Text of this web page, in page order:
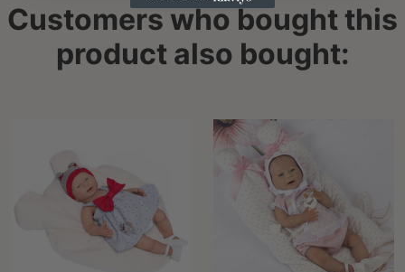
Customers who bought this
product also bought: